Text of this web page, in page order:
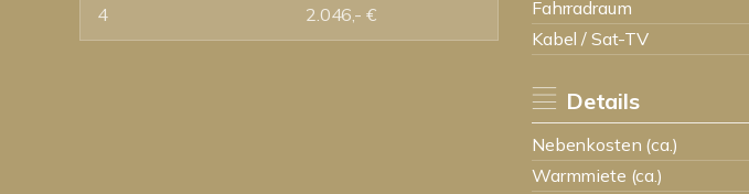
4
2.046,- €
Fahrradraum
Kabel / Sat-TV
Details
Nebenkosten (ca.)
Warmmiete (ca.)